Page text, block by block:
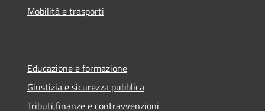
Mobilità e trasporti
Educazione e formazione
Giustizia e sicurezza pubblica
Tributi,finanze e contravvenzioni